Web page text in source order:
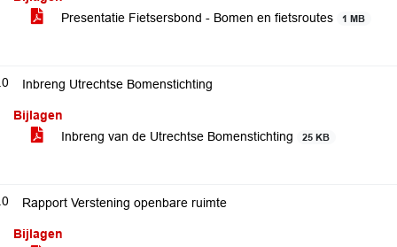
Presentatie Fietsersbond - Bomen en fietsroutes
1 MB
Inbreng Utrechtse Bomenstichting
Bijlagen
Inbreng van de Utrechtse Bomenstichting
25 KB
Rapport Verstening openbare ruimte
Bijlagen